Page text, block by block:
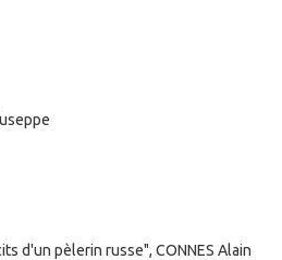
d'un pèlerin russe", CONNES Alain